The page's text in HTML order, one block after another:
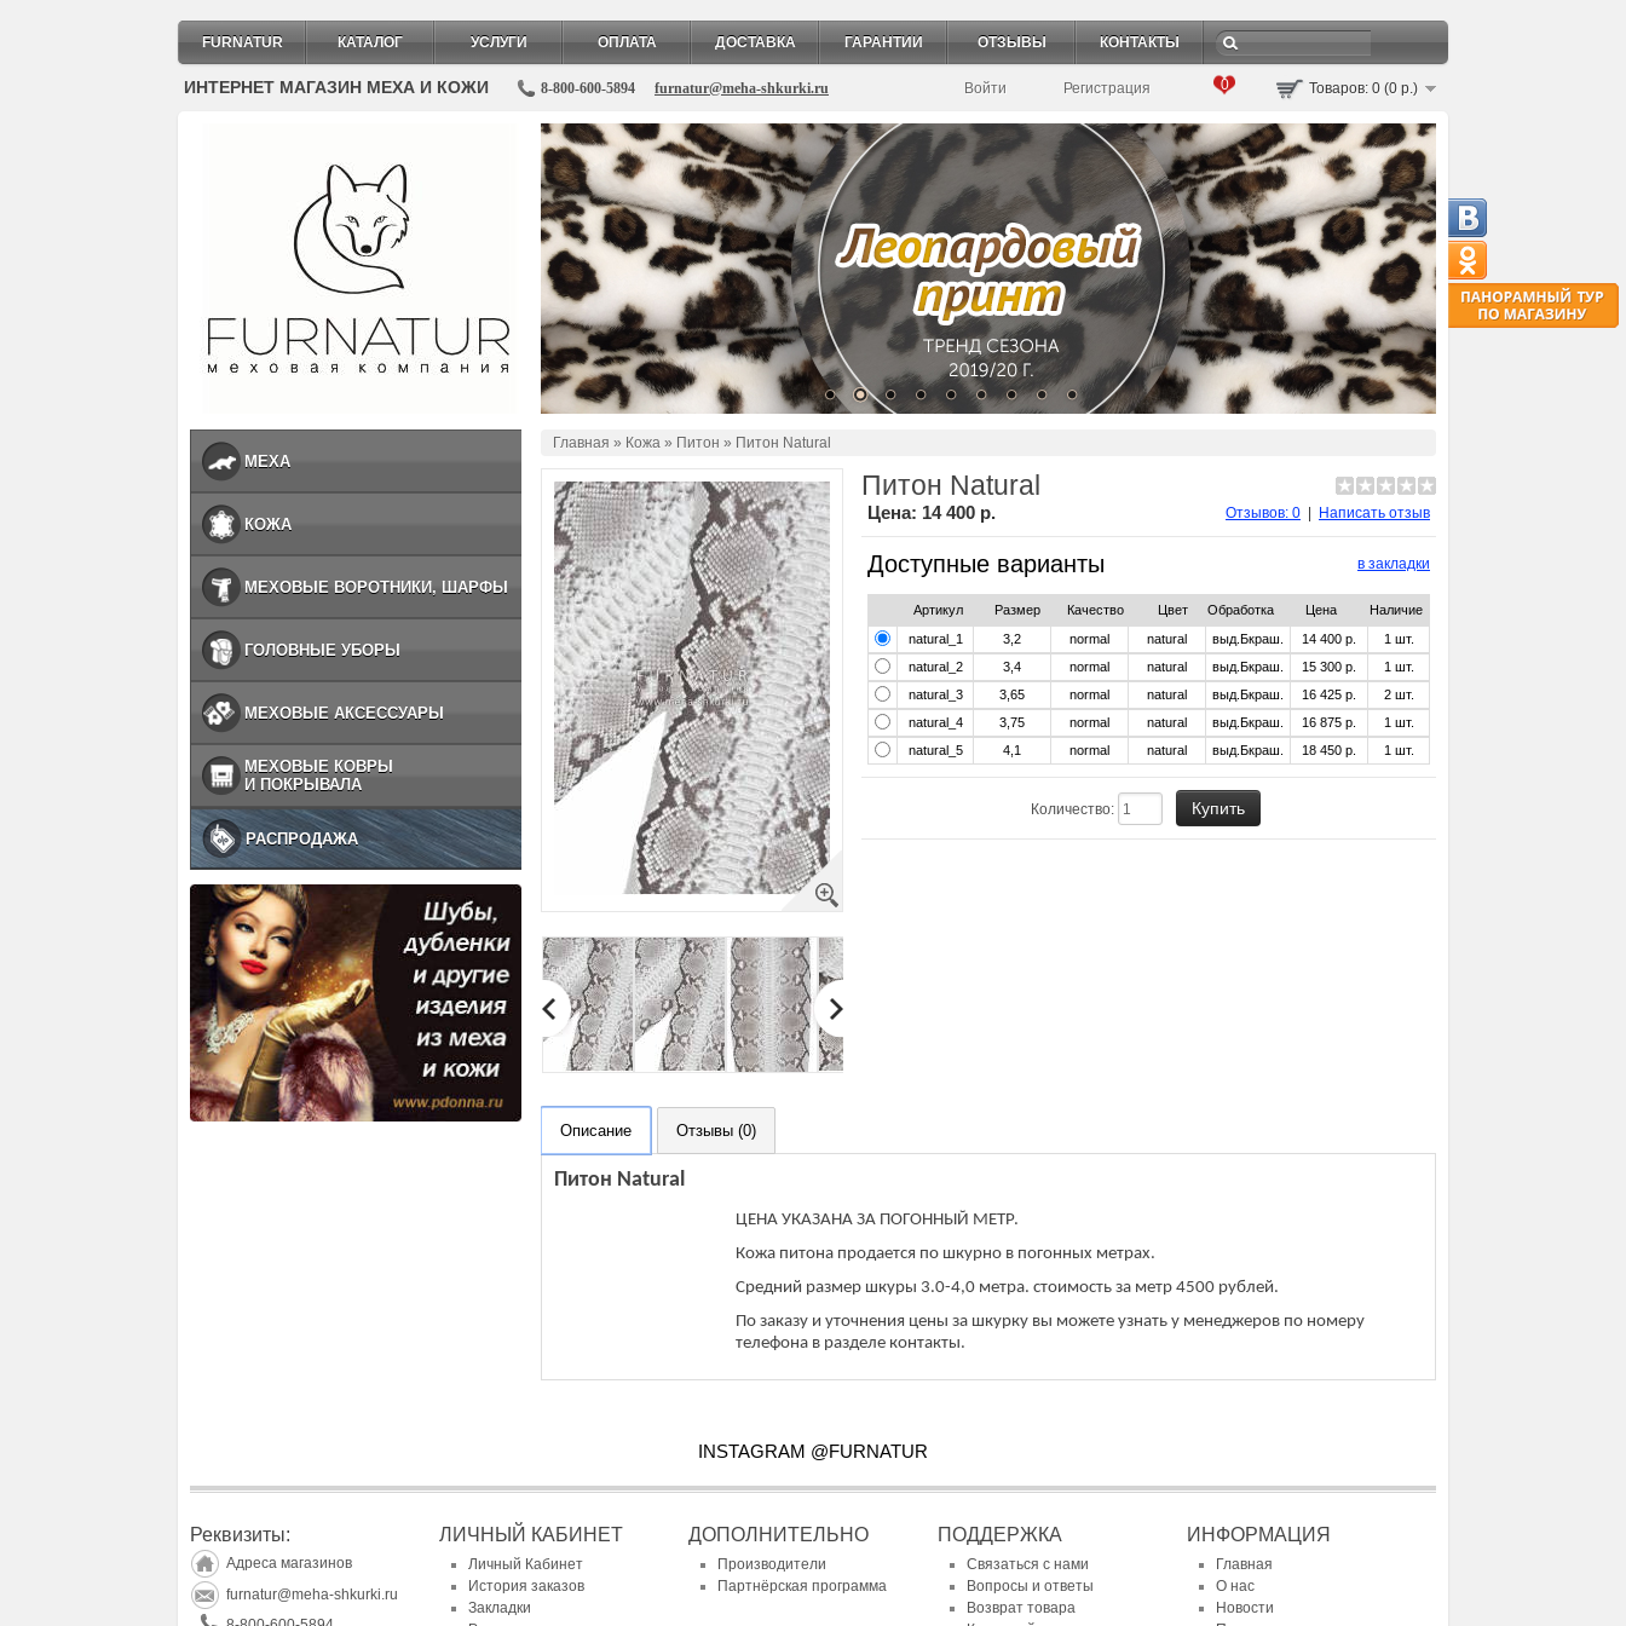
FURNATUR КАТАЛОГ УСЛУГИ ОПЛАТА ДОСТАВКА ГАРАНТИИ ОТЗЫВЫ КОНТАКТЫ
ИНТЕРНЕТ МАГАЗИН МЕХА И КОЖИ 8-800-600-5894 furnatur@meha-shkurki.ru Войти Регистрация 0 Товаров: 0 (0 р.)
МЕХА
КОЖА
МЕХОВЫЕ ВОРОТНИКИ, ШАРФЫ
ГОЛОВНЫЕ УБОРЫ
МЕХОВЫЕ АКСЕССУАРЫ
МЕХОВЫЕ КОВРЫ
И ПОКРЫВАЛА
РАСПРОДАЖА
Главная » Кожа » Питон » Питон Natural
Питон Natural
Отзывов: 0 Написать отзыв
Цена: 14 400 р.
в закладки
Доступные варианты
Артикул Размер Качество Цвет Обработка Цена
Наличие
natural_1
3,2 normal natural выд.Бкраш. 14 400 р. 1 шт.
natural_2
3,4 normal natural выд.Бкраш. 15 300 р. 1 шт.
natural_3
3,65 normal natural выд.Бкраш. 16 425 р. 2 шт.
natural_4
3,75 normal natural выд.Бкраш. 16 875 р. 1 шт.
natural_5
4,1 normal natural выд.Бкраш. 18 450 р. 1 шт.
Количество:
Описание Отзывы (0)
Питон Natural
ЦЕНА УКАЗАНА ЗА ПОГОННЫЙ МЕТР.
Кожа питона продается по шкурно в погонных метрах.
Средний размер шкуры 3.0-4,0 метра. стоимость за метр 4500 рублей.
По заказу и уточнения цены за шкурку вы можете узнать у менеджеров по номеру
телефона в разделе контакты.
INSTAGRAM @FURNATUR
Реквизиты:
Адреса магазинов
furnatur@meha-shkurki.ru
ЛИЧНЫЙ КАБИНЕТ
Личный Кабинет
История заказов
Закладки
ДОПОЛНИТЕЛЬНО
Производители
Партнёрская программа
ПОДДЕРЖКА
Связаться с нами
Вопросы и ответы
Возврат товара
ИНФОРМАЦИЯ
Главная
О нас
Новости